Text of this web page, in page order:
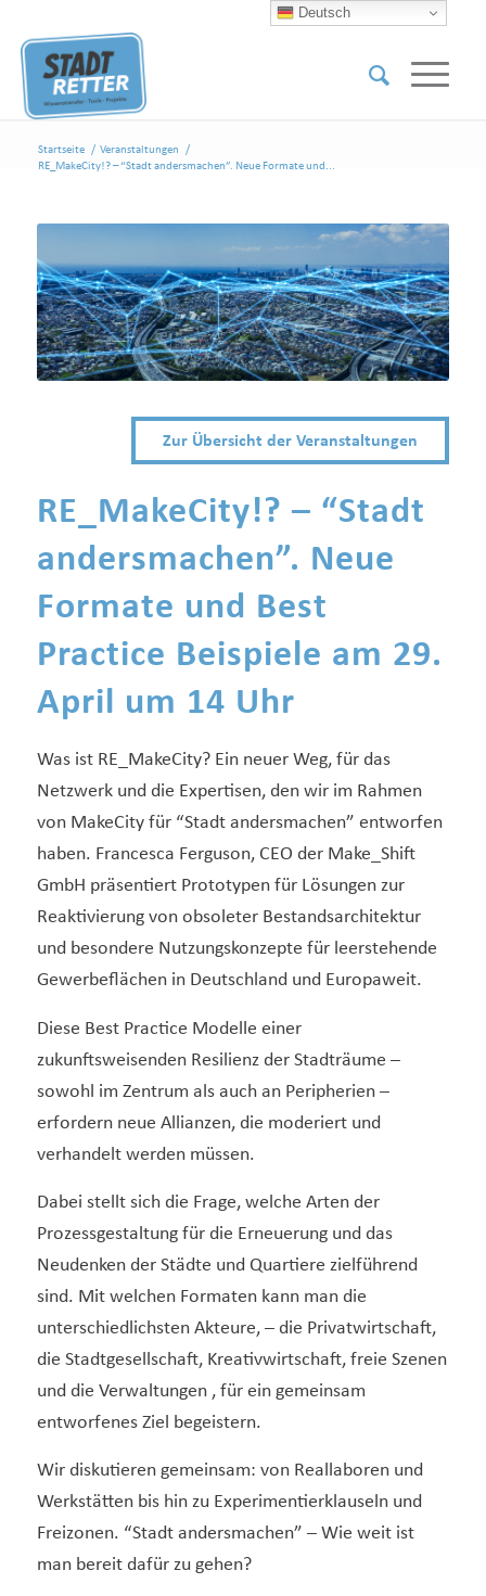
Startseite / Veranstaltungen
/
RE_MakeCity!? – “Stadt andersmachen”. Neue Formate und...
Zur Übersicht der Veranstaltungen
RE_MakeCity!? – “Stadt
andersmachen”. Neue
Formate und Best
Practice Beispiele am 29.
April um 14 Uhr
Was ist RE_MakeCity? Ein neuer Weg, für das
Netzwerk und die Expertisen, den wir im Rahmen
von MakeCity für “Stadt andersmachen” entworfen
haben. Francesca Ferguson, CEO der Make_Shift
GmbH präsentiert Prototypen für Lösungen zur
Reaktivierung von obsoleter Bestandsarchitektur
und besondere Nutzungskonzepte für leerstehende
Gewerbeflächen in Deutschland und Europaweit.
Diese Best Practice Modelle einer
zukunftsweisenden Resilienz der Stadträume –
sowohl im Zentrum als auch an Peripherien –
erfordern neue Allianzen, die moderiert und
verhandelt werden müssen.
Dabei stellt sich die Frage, welche Arten der
Prozessgestaltung für die Erneuerung und das
Neudenken der Städte und Quartiere zielführend
sind. Mit welchen Formaten kann man die
unterschiedlichsten Akteure, – die Privatwirtschaft,
die Stadtgesellschaft, Kreativwirtschaft, freie Szenen
und die Verwaltungen , für ein gemeinsam
entworfenes Ziel begeistern.
Wir diskutieren gemeinsam: von Reallaboren und
Werkstätten bis hin zu Experimentierklauseln und
Freizonen. “Stadt andersmachen” – Wie weit ist
man bereit dafür zu gehen?
Deutsch